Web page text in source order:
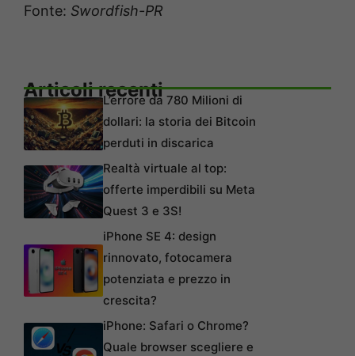
Fonte: Swordfish-PR
Articoli recentiL’errore da 780 Milioni di
dollari: la storia dei Bitcoin
perduti in discarica
Realtà virtuale al top:
offerte imperdibili su Meta
Quest 3 e 3S!
iPhone SE 4: design
rinnovato, fotocamera
potenziata e prezzo in
crescita?
iPhone: Safari o Chrome?
Quale browser scegliere e